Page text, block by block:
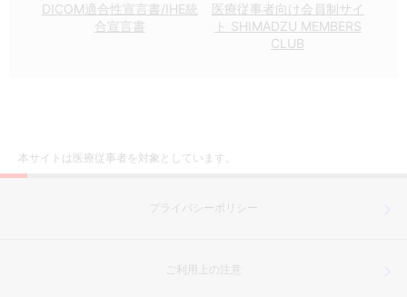
DICOM適合性宣言書/IHE統
合宣言書
医療従事者向け会員制サイ
ト SHIMADZU MEMBERS
CLUB
プライバシーポリシー
ご利用上の注意
本サイトは医療従事者を対象としています。